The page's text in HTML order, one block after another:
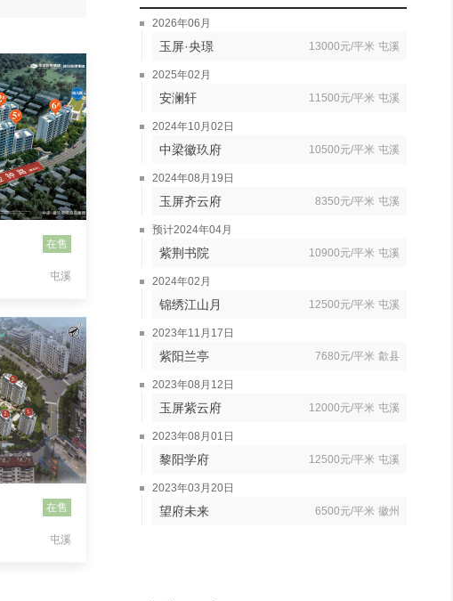
在售
屯溪
在售
屯溪
2026年06月
玉屏·央璟 13000元/平米 屯溪
2025年02月
安澜轩 11500元/平米 屯溪
2024年10月02日
中梁徽玖府 10500元/平米 屯溪
2024年08月19日
玉屏齐云府 8350元/平米 屯溪
预计2024年04月
紫荆书院 10900元/平米 屯溪
2024年02月
锦绣江山月 12500元/平米 屯溪
2023年11月17日
紫阳兰亭 7680元/平米 歙县
2023年08月12日
玉屏紫云府 12000元/平米 屯溪
2023年08月01日
黎阳学府 12500元/平米 屯溪
2023年03月20日
望府未来 6500元/平米 徽州